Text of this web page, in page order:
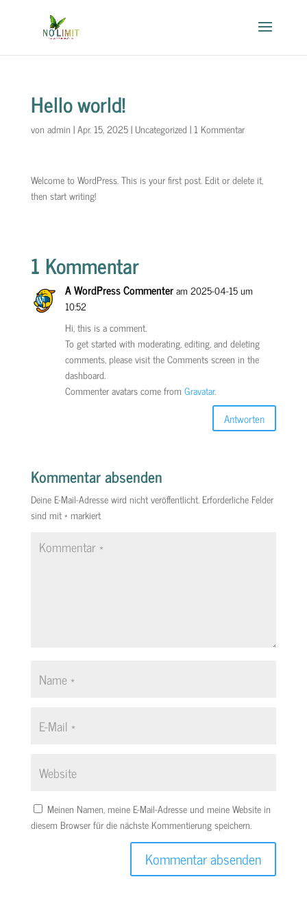
Hello world!
von admin |Apr. 15, 2025| Uncategorized | 1 Kommentar
Welcome to WordPress. This is your first post. Edit or delete it,
then start writing!
1 Kommentar
A WordPress Commenteram 2025-04-15 um
10:52
Hi, this is a comment.
To get started with moderating, editing, and deleting
comments, please visit the Comments screen in the
dashboard.
Commenter avatars come from Gravatar.
Antworten
Kommentar absenden
Deine E-Mail-Adresse wird nicht veröffentlicht. Erforderliche Felder
sind mit* markiert
Meinen Namen, meine E-Mail-Adresse und meine Website in
diesem Browser für die nächste Kommentierung speichern.